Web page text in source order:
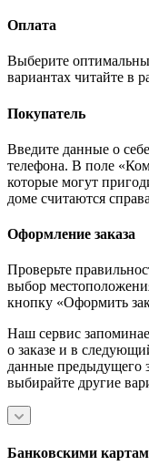
Оплата
Выберите
вариантах читайте в
Покупатель
Введите данные о
телефона. В поле
которые могут
доме считаются
Оформление заказа
Проверьте
выбор
кнопку «Оформить
Наш сервис
о заказе и в
данные предыдущего
выбирайте другие
Банковскими